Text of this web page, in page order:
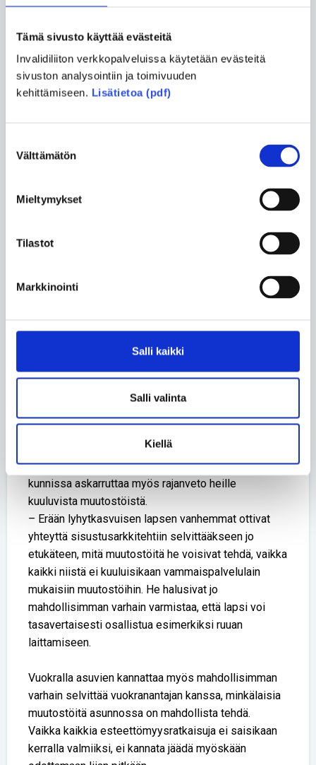
Tämä sivusto käyttää evästeitä
Invalidiliiton verkkopalveluissa käytetään evästeitä
sivuston analysointiin ja toimivuuden
kehittämiseen. Lisätietoa (pdf)
valinta
Välttämätön
Mieltymykset
Tilastot
Markkinointi
Salli kaikki
Salli valinta
Kiellä
kertoja toisten vammaisten lasten vanhemmille ja
lavuaarin ja hanan pitäisi olla, mihin olisi hyvä
sijoittaa suihku sekä minkälaiset lipasto- ja
kaapistoratkaisut toimivat parhaiten, hän kiittelee.
Kuntien käytännöt vaihtelevat
Invalidiliiton Esteettömyyskeskus ESKEssä
tiedetään, että esteettömyyden korvausasioissa
myös muutostöiden välttämättömyyden arvioinnissa
ja siinä, mitkä muutokset tullaan korvaamaan. Samoin
lähteä mitäkin muutostöitä tekemään.
kerralla. Tärkeintä on saada lapselle turvalliset
olosuhteet joka ikävaiheeseen, sanoo ESKEn
vastaava esteettömyysasiantuntija
Hätösen kollega, esteettömyysasiantuntija ja
arkkitehtiSatu Wäre-Åkerblomtietää, että
kunnissa askarruttaa myös rajanveto heille
kuuluvista muutostöistä.
– Erään lyhytkasvuisen lapsen vanhemmat ottivat
yhteyttä sisustusarkkitehtiin selvittääkseen jo
etukäteen, mitä muutostöitä he voisivat tehdä, vaikka
kaikki niistä ei kuuluisikaan vammaispalvelulain
mukaisiin muutostöihin. He halusivat jo
mahdollisimman varhain varmistaa, että lapsi voi
tasavertaisesti osallistua esimerkiksi ruuan
laittamiseen.
Vuokralla asuvien kannattaa myös mahdollisimman
varhain selvittää vuokranantajan kanssa, minkälaisia
muutostöitä asunnossa on mahdollista tehdä.
Vaikka kaikkia esteettömyysratkaisuja ei saisikaan
kerralla valmiiksi, ei kannata jäädä myöskään